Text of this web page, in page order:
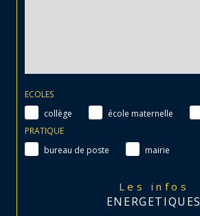
ECOLES
collège
école maternelle
PRATIQUE
bureau de poste
mairie
Les infos
ENERGETIQUES